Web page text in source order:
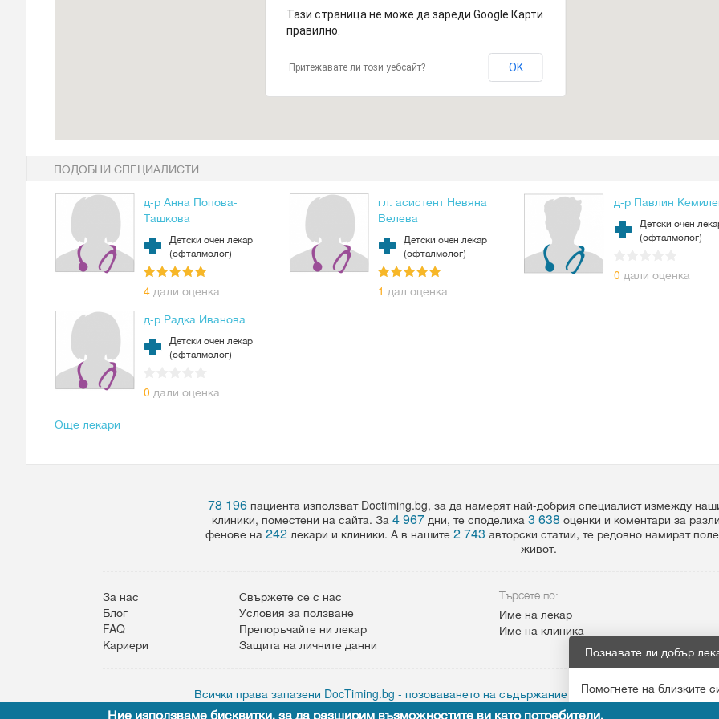
Тази страница не може да зареди Google Карти
правилно.
Притежавате ли този уебсайт? OK
ПОДОБНИ СПЕЦИАЛИСТИ
д-р Анна Попова-
Ташкова
Детски очен лекар
(офталмолог)
4дали оценка
гл. асистент Невяна
Велева
Детски очен лекар
(офталмолог)
1 дал оценка
д-р Павлин
Детски очен
(офталмолог)
0 дали оценка
д-р Радка Иванова
Детски очен лекар
(офталмолог)
0 дали оценка
Още лекари
78 196 пациента използват Doctiming.bg, за да намерят най-добрия специалист измежду
клиники, поместени на сайта. За 4 967дни, те споделиха 3 638 оценки и коментари за
фенове на 242лекари и клиники. А в нашите 2 743 авторски статии, те редовно намират
живот.
За нас
Свържете се с нас
Блог
Условия за ползване
FAQ
Препоръчайте ни лекар
Кариери
Защита на личните данни
Търсете по:
Име на лекар
Име на клиника
Всички права запазени DocTiming.bg - позоваването на съдържание от сайта задължително с
Познавате ли добър
Помогнете на близките
Ние използваме бисквитки, за да разширим възможностите ви като потребители.